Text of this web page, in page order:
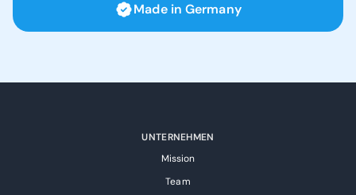
Made in Germany
UNTERNEHMEN
Mission
Team